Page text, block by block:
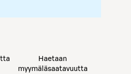
Haetaan
myymäläsaatavuutta